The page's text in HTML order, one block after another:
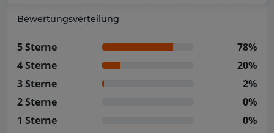
Bewertungsverteilung
5 Sterne
78%
4 Sterne
20%
3 Sterne
2%
2 Sterne
0%
1 Sterne
0%